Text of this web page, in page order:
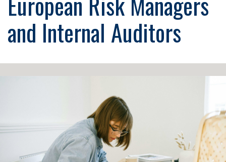
and Internal Auditors